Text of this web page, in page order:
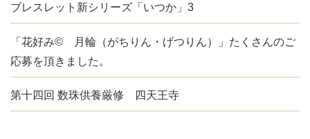
ブレスレット新シリーズ「いつか」3
「花好み© 月輪（がちりん・げつりん）」たくさんのご
応募を頂きました。
第十四回 数珠供養厳修 四天王寺